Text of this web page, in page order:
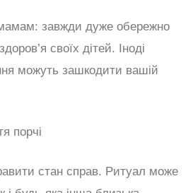
завжди дуже обережно
своїх дітей. Іноді
можуть зашкодити вашій
порчі
стан справ. Ритуал може